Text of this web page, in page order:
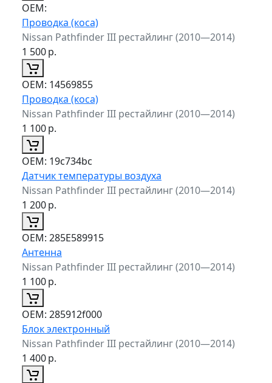
ОЕМ:
Проводка (коса)
Nissan Pathfinder III рестайлинг (2010—2014)
1 500р.
ОЕМ: 14569855
Проводка (коса)
Nissan Pathfinder III рестайлинг (2010—2014)
1 100р.
ОЕМ: 19c734bc
Датчик температуры воздуха
Nissan Pathfinder III рестайлинг (2010—2014)
1 200р.
ОЕМ: 285E589915
Антенна
Nissan Pathfinder III рестайлинг (2010—2014)
1 100р.
ОЕМ: 285912f000
Блок электронный
Nissan Pathfinder III рестайлинг (2010—2014)
1 400р.